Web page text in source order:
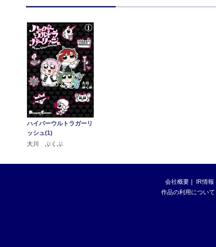
ハイパーウルトラガーリ
ッシュ(1)
大川 ぶくぶ
会社概要 IR情報
作品の利用について